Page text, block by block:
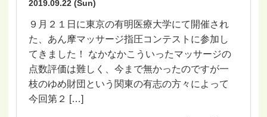
2019.09.22 (Sun)
９月２１日に東京の有明医療大学にて開催され
た、あん摩マッサージ指圧コンテストに参加し
てきました！ なかなかこういったマッサージの
点数評価は難しく、今まで無かったのですが一
枝のゆめ財団という関東の有志の方々によって
今回第２ […]